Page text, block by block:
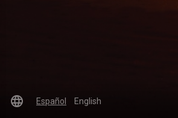
language Español English